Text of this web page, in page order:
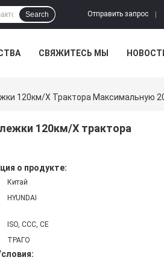
Отправить запрос
Search
СВЯЖИТЕСЬ МЫ
120км/Х Трактора Максимальную
120км/Х трактора
о продукте:
Китай
HYUNDAI
ISO, CCC, CE
ТРАГО